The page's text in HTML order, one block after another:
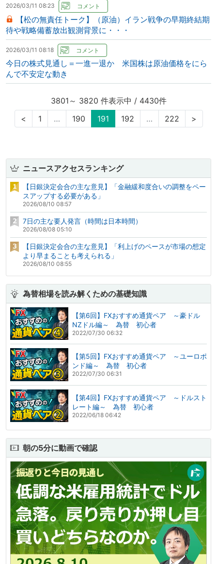
2026/03/11 08:23
【松の無責任トーク】（原油）イラン戦争の早期終結期
待や戦略備蓄放出観測背景に・・・
2026/03/11 08:18
今日の株式見通し＝一進一退か 米国株は原油価格をにら
んで不安定な動き
3801～ 3820 件表示中 / 4430件
<
1 … 190 191 192 … 222 >
ニュースアクセスランキング
【日銀決定会合の主な意見】「金融緩和度合いの調整をペー
スアップする必要がある」
2026/08/10 08:57
7日の主な要人発言（時間は日本時間）
2026/08/08 05:10
【日銀決定会合の主な意見】「利上げのペースが市場の想定
より早まることも考えられる」
2026/08/10 08:55
為替相場を読み解くための基礎知識
【第6回】FXおすすめ通貨ペア ～豪ドル
NZドル編～ 為替 初心者
2022/07/30 06:32
【第5回】FXおすすめ通貨ペア ～ユーロポ
ンド編～ 為替 初心者
2022/07/30 06:31
【第4回】FXおすすめ通貨ペア ～ドルスト
レート編～ 為替 初心者
2022/06/18 06:42
朝の5分に動画で確認